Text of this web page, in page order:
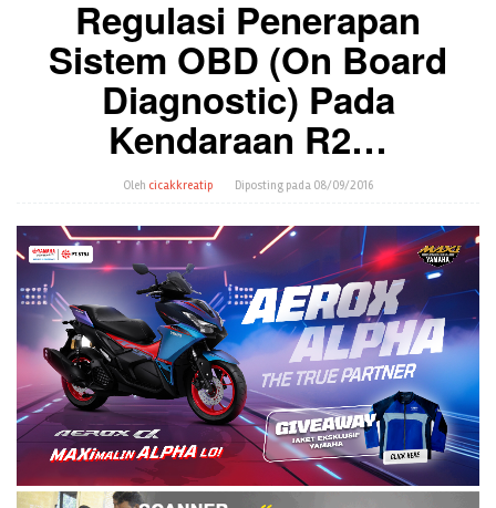
Regulasi Penerapan
Sistem OBD (On Board
Diagnostic) Pada
Kendaraan R2…
Oleh cicakkreatip Diposting pada 08/09/2016